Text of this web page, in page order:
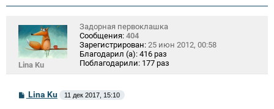
Lina Ku
Задорная первоклашка
Сообщения: 404
Зарегистрирован: 25 июн 2012, 00:58
Благодарил (а): 416 раз
Поблагодарили: 177 раз
С
о
Lina Ku 11 дек 2017, 15:10